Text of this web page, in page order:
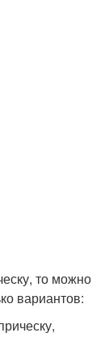
то можно
вариантов: